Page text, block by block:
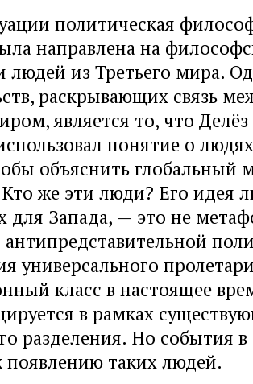
политическая
направлена на
людей из Третьего мира.
раскрывающих связь
является то, что Делёз
понятие о
объяснить глобальный
же эти люди? Его идея
Запада, — это не
универсального
класс в настоящее
в рамках
разделения. Но события
появлению таких людей.